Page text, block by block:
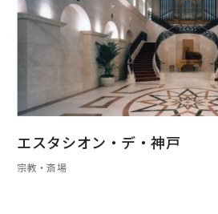
エスタシオン・デ・神戸
宗教・斎場